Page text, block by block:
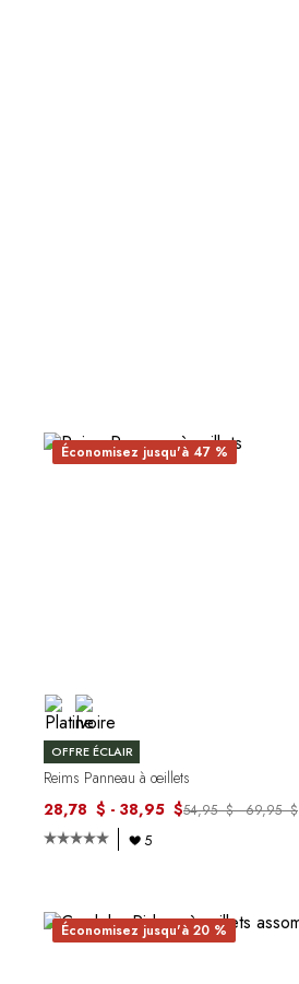
Économisez jusqu'à 47 %
OFFRE ÉCLAIR
Reims Panneau à œillets
28,78 $ - 38,95 $54,95 $ - 69,95 $
5
Économisez jusqu'à 20 %